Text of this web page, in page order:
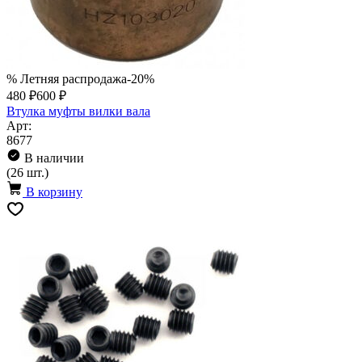
% Летняя распродажа-20%
480 ₽600 ₽
Втулка муфты вилки вала
Арт:
8677
В наличии
(26 шт.)
В корзину